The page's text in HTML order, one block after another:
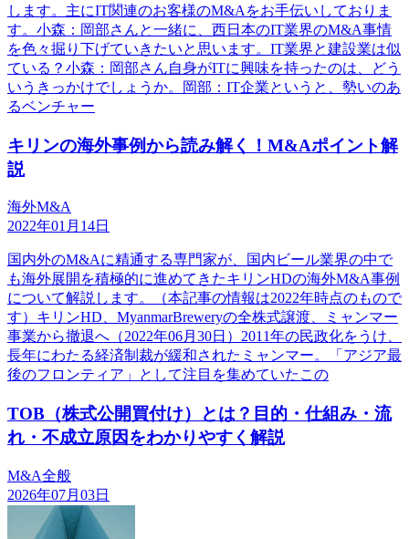
します。主にIT関連のお客様のM&Aをお手伝いしておりま
す。小森：岡部さんと一緒に、西日本のIT業界のM&A事情
を色々掘り下げていきたいと思います。IT業界と建設業は似
ている？小森：岡部さん自身がITに興味を持ったのは、どう
いうきっかけでしょうか。岡部：IT企業というと、勢いのあ
るベンチャー
キリンの海外事例から読み解く！M&Aポイント解
説
海外M&A
2022年01月14日
国内外のM&Aに精通する専門家が、国内ビール業界の中で
も海外展開を積極的に進めてきたキリンHDの海外M&A事例
について解説します。（本記事の情報は2022年時点のもので
す）キリンHD、MyanmarBreweryの全株式譲渡、ミャンマー
事業から撤退へ（2022年06月30日）2011年の民政化をうけ、
長年にわたる経済制裁が緩和されたミャンマー。「アジア最
後のフロンティア」として注目を集めていたこの
TOB（株式公開買付け）とは？目的・仕組み・流
れ・不成立原因をわかりやすく解説
M&A全般
2026年07月03日